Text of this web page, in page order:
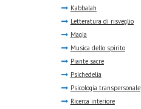
Kabbalah
Letteratura di risveglio
Magia
Musica dello spirito
Piante sacre
Psichedelia
Psicologia transpersonale
Ricerca interiore